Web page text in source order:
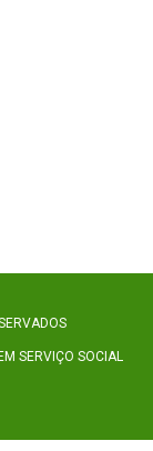
SERVIÇO SOCIAL